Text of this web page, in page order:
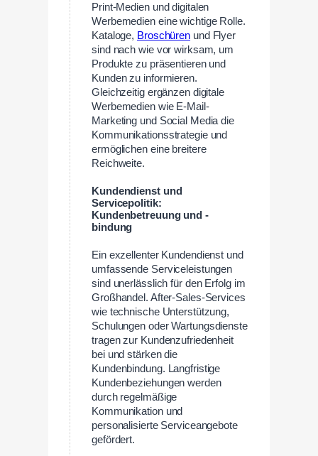
Print-Medien und digitalen
Werbemedien eine wichtige Rolle.
Kataloge, Broschüren und Flyer
sind nach wie vor wirksam, um
Produkte zu präsentieren und
Kunden zu informieren.
Gleichzeitig ergänzen digitale
Werbemedien wie E-Mail-
Marketing und Social Media die
Kommunikationsstrategie und
ermöglichen eine breitere
Reichweite.
Kundendienst und
Servicepolitik:
Kundenbetreuung und -
bindung
Ein exzellenter Kundendienst und
umfassende Serviceleistungen
sind unerlässlich für den Erfolg im
Großhandel. After-Sales-Services
wie technische Unterstützung,
Schulungen oder Wartungsdienste
tragen zur Kundenzufriedenheit
bei und stärken die
Kundenbindung. Langfristige
Kundenbeziehungen werden
durch regelmäßige
Kommunikation und
personalisierte Serviceangebote
gefördert.